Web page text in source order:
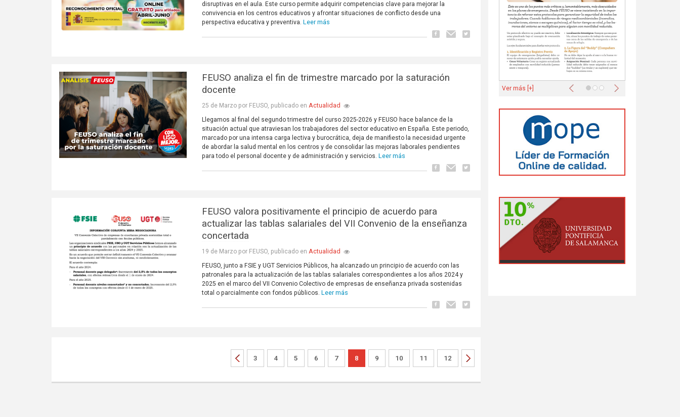
disruptivas en el aula. Este curso permite adquirir competencias clave para mejorar la
convivencia en los centros educativos y afrontar situaciones de conflicto desde una
perspectiva educativa y preventiva. Leer más
FEUSO analiza el fin de trimestre marcado por la saturación
docente
25 de Marzo por FEUSO, publicado enActualidad
Llegamos al final del segundo trimestre del curso 2025-2026 y FEUSO hace balance de la
situación actual que atraviesan los trabajadores del sector educativo en España. Este periodo,
marcado por una intensa carga lectiva y burocrática, deja de manifiesto la necesidad urgente
de abordar la salud mental en los centros y de consolidar las mejoras laborales pendientes
para todo el personal docente y de administración y servicios. Leer más
FEUSO valora positivamente el principio de acuerdo para
actualizar las tablas salariales del VII Convenio de la enseñanza
concertada
19 de Marzo por FEUSO, publicado enActualidad
FEUSO, junto a FSIE y UGT Servicios Públicos, ha alcanzado un principio de acuerdo con las
patronales para la actualización de las tablas salariales correspondientes a los años 2024 y
2025 en el marco del VII Convenio Colectivo de empresas de enseñanza privada sostenidas
total o parcialmente con fondos públicos. Leer más
3 4 5 6 7 8 9 10 11 12
Anterior Siguiente
Ver más [+]